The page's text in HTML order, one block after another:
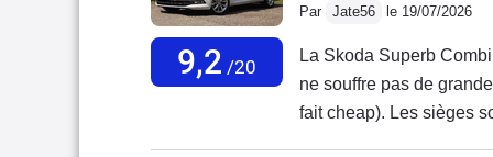
9,2 /20
Par Jate56 le 19/07/2026
La Skoda Superb
ne souffre pas de
fait cheap). Les sièges